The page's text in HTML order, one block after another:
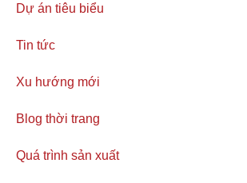
Dự án tiêu biểu
Tin tức
Xu hướng mới
Blog thời trang
Quá trình sản xuất